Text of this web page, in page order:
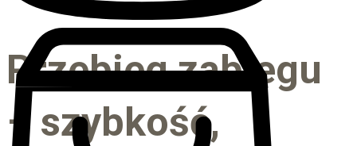
Przebieg zabiegu
– szybkość,